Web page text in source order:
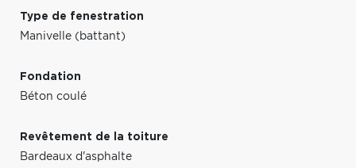
Type de fenestration
Manivelle (battant)
Fondation
Béton coulé
Revêtement de la toiture
Bardeaux d'asphalte